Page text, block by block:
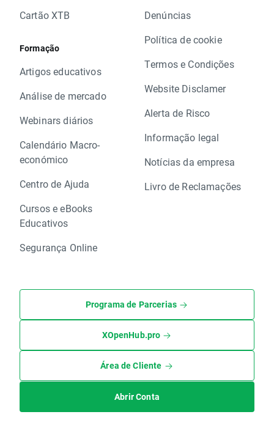
Cartão XTB
Formação
Artigos educativos
Análise de mercado
Webinars diários
Calendário Macro-
económico
Centro de Ajuda
Cursos e eBooks
Educativos
Segurança Online
Denúncias
Política de cookie
Termos e Condições
Website Disclamer
Alerta de Risco
Informação legal
Notícias da empresa
Livro de Reclamações
Programa de Parcerias
XOpenHub.pro
Área de Cliente
Abrir Conta